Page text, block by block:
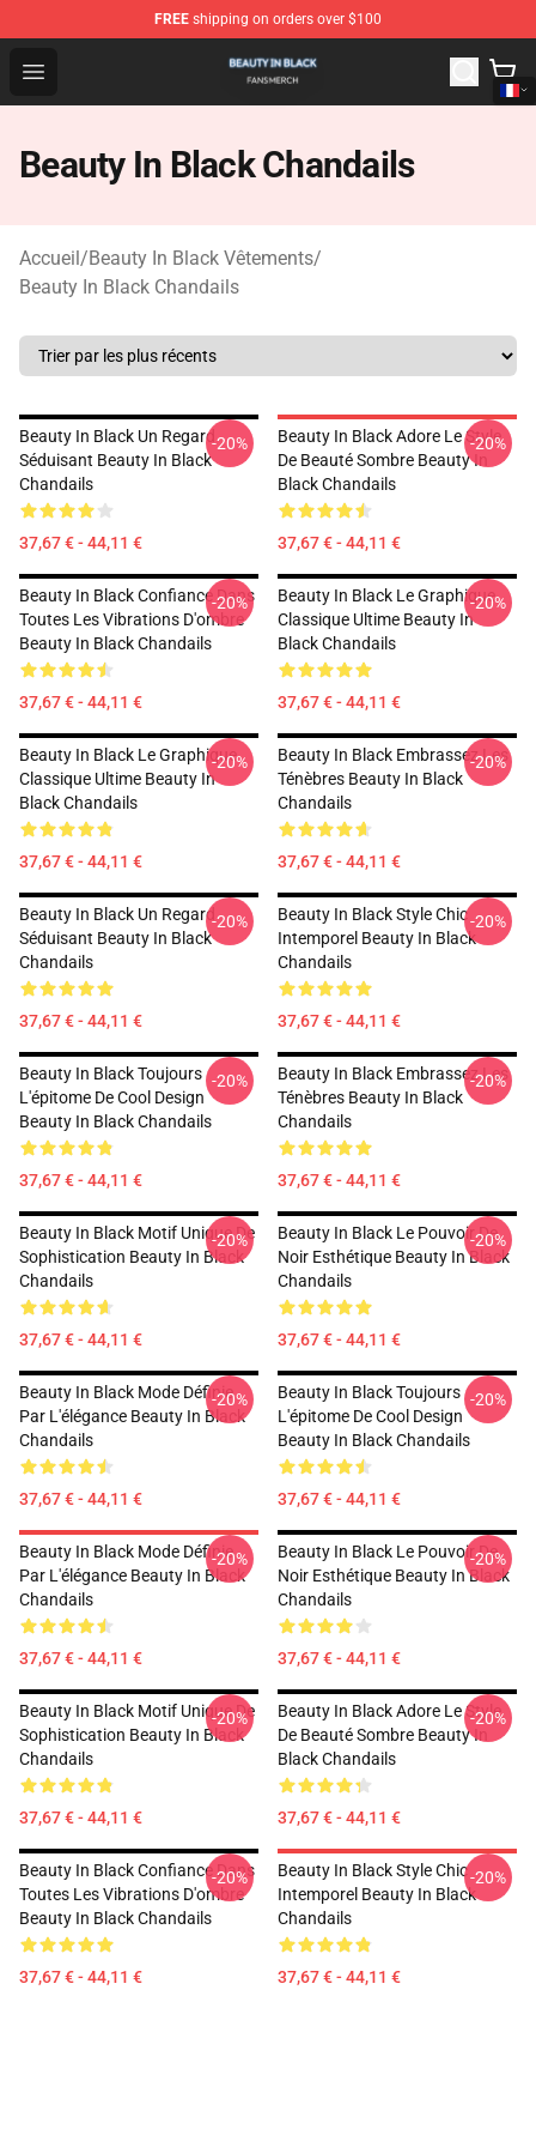
FREE shipping on orders over $100
Open menu
Beauty In Black Shop - Official Beauty In Black
Beauty In Black Chandails
Accueil/Beauty In Black Vêtements/
Beauty In Black Chandails
Beauty In Black Un Regard
Séduisant Beauty In Black
Chandails
37,67 € - 44,11 €
-20%
Beauty In Black Adore Le Style
De Beauté Sombre Beauty In
Black Chandails
37,67 € - 44,11 €
-20%
Beauty In Black Confiance Dans
Toutes Les Vibrations D'ombre
Beauty In Black Chandails
37,67 € - 44,11 €
-20%
Beauty In Black Le Graphique
Classique Ultime Beauty In
Black Chandails
37,67 € - 44,11 €
-20%
Beauty In Black Le Graphique
Classique Ultime Beauty In
Black Chandails
37,67 € - 44,11 €
-20%
Beauty In Black Embrassez Les
Ténèbres Beauty In Black
Chandails
37,67 € - 44,11 €
-20%
Beauty In Black Un Regard
Séduisant Beauty In Black
Chandails
37,67 € - 44,11 €
-20%
Beauty In Black Style Chic
Intemporel Beauty In Black
Chandails
37,67 € - 44,11 €
-20%
Beauty In Black Toujours
L'épitome De Cool Design
Beauty In Black Chandails
37,67 € - 44,11 €
-20%
Beauty In Black Embrassez Les
Ténèbres Beauty In Black
Chandails
37,67 € - 44,11 €
-20%
Beauty In Black Motif Unique De
Sophistication Beauty In Black
Chandails
37,67 € - 44,11 €
-20%
Beauty In Black Le Pouvoir De
Noir Esthétique Beauty In Black
Chandails
37,67 € - 44,11 €
-20%
Beauty In Black Mode Définie
Par L'élégance Beauty In Black
Chandails
37,67 € - 44,11 €
-20%
Beauty In Black Toujours
L'épitome De Cool Design
Beauty In Black Chandails
37,67 € - 44,11 €
-20%
Beauty In Black Mode Définie
Par L'élégance Beauty In Black
Chandails
37,67 € - 44,11 €
-20%
Beauty In Black Le Pouvoir De
Noir Esthétique Beauty In Black
Chandails
37,67 € - 44,11 €
-20%
Beauty In Black Motif Unique De
Sophistication Beauty In Black
Chandails
37,67 € - 44,11 €
-20%
Beauty In Black Adore Le Style
De Beauté Sombre Beauty In
Black Chandails
37,67 € - 44,11 €
-20%
Beauty In Black Confiance Dans
Toutes Les Vibrations D'ombre
Beauty In Black Chandails
37,67 € - 44,11 €
-20%
Beauty In Black Style Chic
Intemporel Beauty In Black
Chandails
37,67 € - 44,11 €
-20%